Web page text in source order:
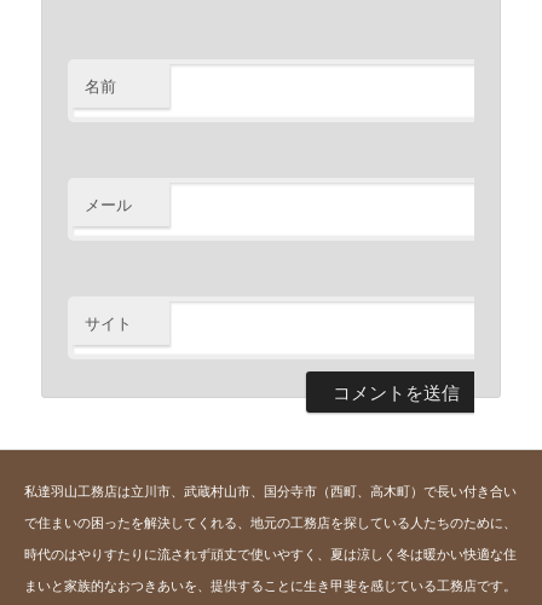
名前
メール
サイト
私達羽山工務店は立川市、武蔵村山市、国分寺市（西町、高木町）で長い付き合い
で住まいの困ったを解決してくれる、地元の工務店を探している人たちのために、
時代のはやりすたりに流されず頑丈で使いやすく、夏は涼しく冬は暖かい快適な住
まいと家族的なおつきあいを、提供することに生き甲斐を感じている工務店です。